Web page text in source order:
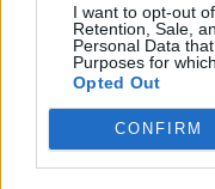
I want to opt-out
Retention, Sale,
Personal Data
Purposes for
Opted Out
CONFIRM
A